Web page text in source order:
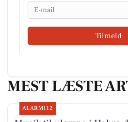
Email
Tilmeld
MEST LÆSTE
ALARM112